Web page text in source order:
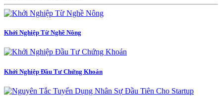
Khởi Nghiệp Từ Nghề Nông
Khởi Nghiệp Đầu Tư Chứng Khoán